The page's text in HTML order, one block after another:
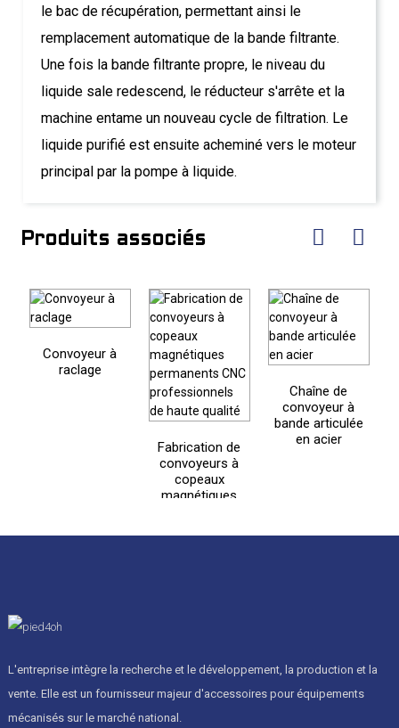
le bac de récupération, permettant ainsi le
remplacement automatique de la bande filtrante.
Une fois la bande filtrante propre, le niveau du
liquide sale redescend, le réducteur s'arrête et la
machine entame un nouveau cycle de filtration. Le
liquide purifié est ensuite acheminé vers le moteur
principal par la pompe à liquide.
Produits associés
Convoyeur à
raclage
Fabrication de
convoyeurs à
copeaux
magnétiques
Chaîne de
convoyeur à
bande articulée
en acier
L'entreprise intègre la recherche et le développement, la production et la
vente. Elle est un fournisseur majeur d'accessoires pour équipements
mécanisés sur le marché national.